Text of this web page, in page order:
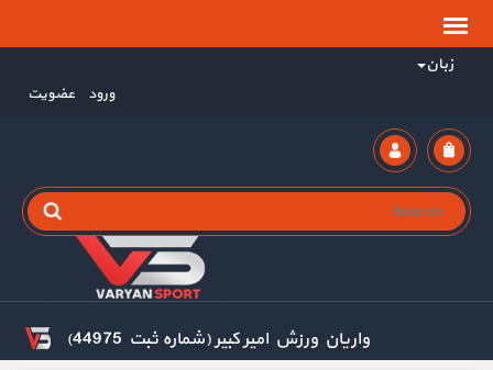
زبان
ورود عضویت
واریان ورزش امیر کبیر (شماره ثبت 44975)